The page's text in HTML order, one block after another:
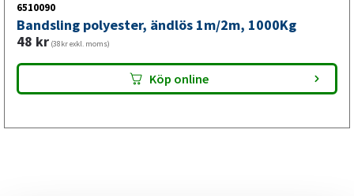
6510090
Bandsling polyester, ändlös 1m/2m, 1000Kg
48 kr (38kr exkl. moms)
Köp online